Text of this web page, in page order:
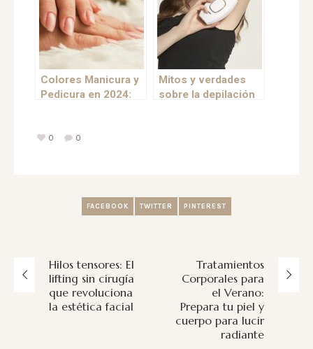
que Transformarán
Tu Piel
Colores Manicura y
Pedicura en 2024:
Mitos y verdades
sobre la depilación
0 0
FACEBOOK TWITTER PINTEREST
Hilos tensores: El
lifting sin cirugía
que revoluciona
la estética facial
Tratamientos
Corporales para
el Verano:
Prepara tu piel y
cuerpo para lucir
radiante